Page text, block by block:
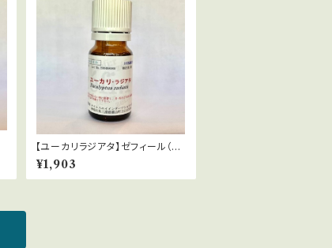
【ユーカリラジアタ】ゼフィール（有
機栽培）Eucalyptus radiata
¥1,903